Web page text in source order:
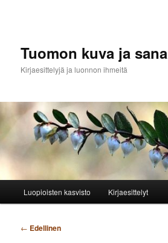
Tuomon kuva ja sana
Kirjaesittelyjä ja luonnon ihmeitä
Luopioisten kasvisto Kirjaesittelyt
Artikkelien
← Edellinen